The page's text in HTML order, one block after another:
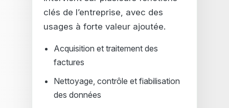
clés de l’entreprise, avec des
usages à forte valeur ajoutée.
Acquisition et traitement des
factures
Nettoyage, contrôle et fiabilisation
des données